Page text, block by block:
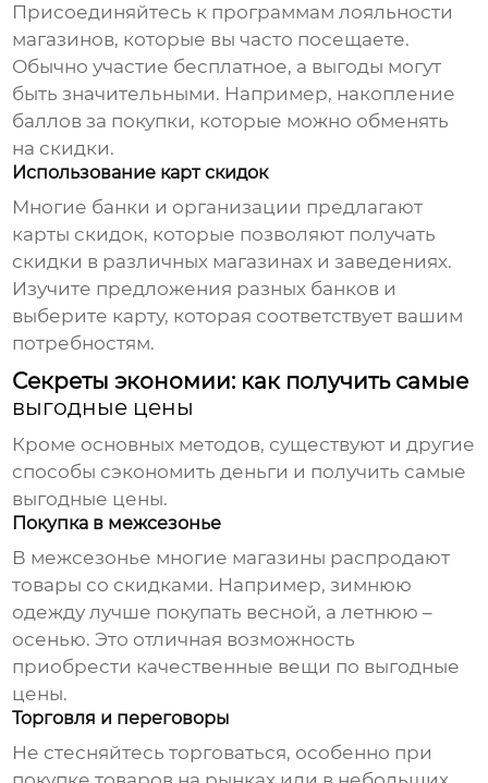
Присоединяйтесь к программам лояльности
магазинов, которые вы часто посещаете.
Обычно участие бесплатное, а выгоды могут
быть значительными. Например, накопление
баллов за покупки, которые можно обменять
на скидки.
Использование карт скидок
Многие банки и организации предлагают
карты скидок, которые позволяют получать
скидки в различных магазинах и заведениях.
Изучите предложения разных банков и
выберите карту, которая соответствует вашим
потребностям.
Секреты экономии: как получить самые
выгодные цены
Кроме основных методов, существуют и другие
способы сэкономить деньги и получить самые
выгодные цены.
Покупка в межсезонье
В межсезонье многие магазины распродают
товары со скидками. Например, зимнюю
одежду лучше покупать весной, а летнюю –
осенью. Это отличная возможность
приобрести качественные вещи по выгодные
цены.
Торговля и переговоры
Не стесняйтесь торговаться, особенно при